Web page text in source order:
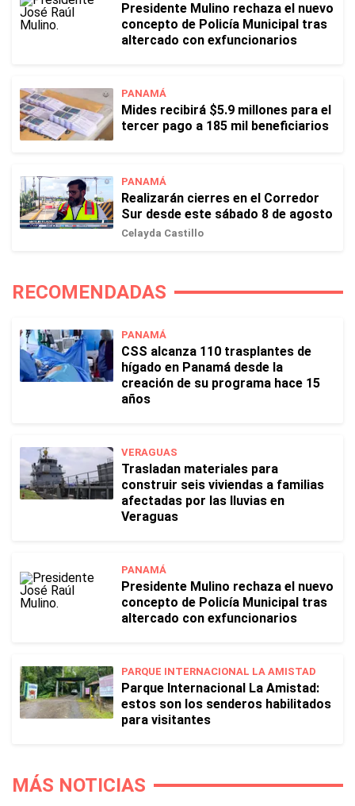
Presidente Mulino rechaza el nuevo
concepto de Policía Municipal tras
altercado con exfuncionarios
PANAMÁ
Mides recibirá $5.9 millones para el
tercer pago a 185 mil beneficiarios
PANAMÁ
Realizarán cierres en el Corredor
Sur desde este sábado 8 de agosto
Celayda Castillo
RECOMENDADAS
PANAMÁ
CSS alcanza 110 trasplantes de
hígado en Panamá desde la
creación de su programa hace 15
años
VERAGUAS
Trasladan materiales para
construir seis viviendas a familias
afectadas por las lluvias en
Veraguas
PANAMÁ
Presidente Mulino rechaza el nuevo
concepto de Policía Municipal tras
altercado con exfuncionarios
PARQUE INTERNACIONAL LA AMISTAD
Parque Internacional La Amistad:
estos son los senderos habilitados
para visitantes
MÁS NOTICIAS